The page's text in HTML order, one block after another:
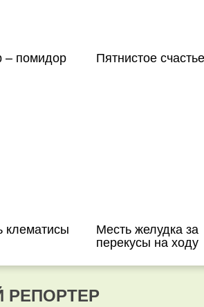
– помидор Пятнистое счастье
клематисы Месть желудка за
перекусы на ходу